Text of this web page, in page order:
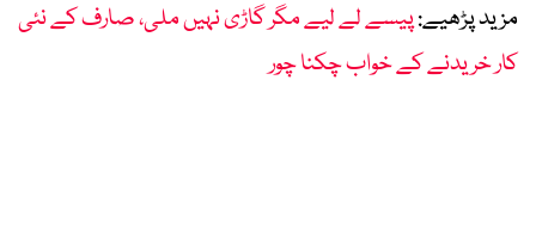
مزید پڑھیے:پیسے لے لیے مگر گاڑی نہیں ملی، صارف کے نئی
کار خریدنے کے خواب چکنا چور